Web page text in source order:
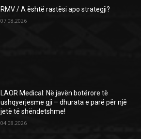
RMV / A është rastësi apo strategji?
07.08.2026
LAOR Medical: Në javën botërore të
ushqyerjesme gji – dhurata e parë për një
jetë të shëndetshme!
04.08.2026